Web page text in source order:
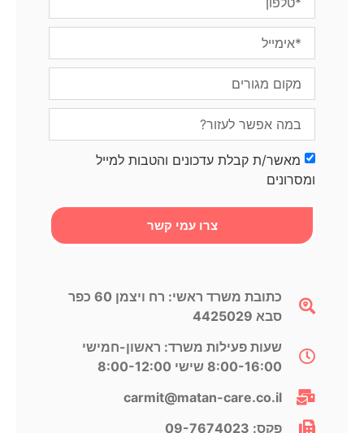
מאשר/ת קבלת עדכונים והטבות למייל
ומסרונים
צרו עמי קשר
כתובת משרד ראשי: רח ויצמן 60 כפר
סבא 4425029
שעות פעילות משרד: ראשון-חמישי
8:00-16:00 שישי 8:00-12:00​
carmit@​matan-care.co.il
פקס: 09-7674023​